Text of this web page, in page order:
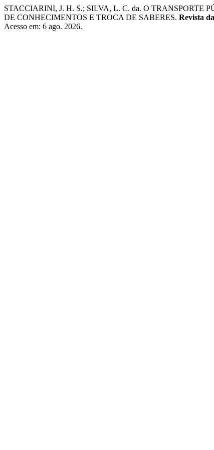
STACCIARINI, J. H. S.; SILVA, L. C. da. O
DE CONHECIMENTOS E TROCA DE SABERES. Revista
Acesso em: 6 ago. 2026.